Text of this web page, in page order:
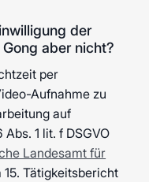
der
aber nicht?
per
Aufnahme zu
auf
1 lit. f DSGVO
Landesamt für
15. Tätigkeitsbericht